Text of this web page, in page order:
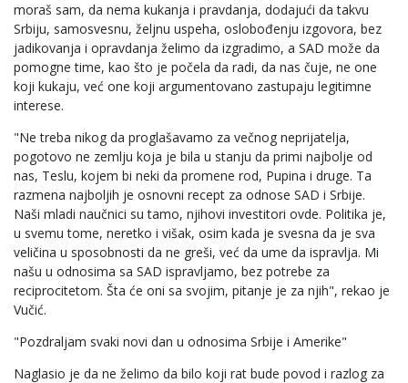
moraš sam, da nema kukanja i pravdanja, dodajući da takvu
Srbiju, samosvesnu, željnu uspeha, oslobođenju izgovora, bez
jadikovanja i opravdanja želimo da izgradimo, a SAD može da
pomogne time, kao što je počela da radi, da nas čuje, ne one
koji kukaju, već one koji argumentovano zastupaju legitimne
interese.
"Ne treba nikog da proglašavamo za večnog neprijatelja,
pogotovo ne zemlju koja je bila u stanju da primi najbolje od
nas, Teslu, kojem bi neki da promene rod, Pupina i druge. Ta
razmena najboljih je osnovni recept za odnose SAD i Srbije.
Naši mladi naučnici su tamo, njihovi investitori ovde. Politika je,
u svemu tome, neretko i višak, osim kada je svesna da je sva
veličina u sposobnosti da ne greši, već da ume da ispravlja. Mi
našu u odnosima sa SAD ispravljamo, bez potrebe za
reciprocitetom. Šta će oni sa svojim, pitanje je za njih", rekao je
Vučić.
"Pozdraljam svaki novi dan u odnosima Srbije i Amerike"
Naglasio je da ne želimo da bilo koji rat bude povod i razlog za